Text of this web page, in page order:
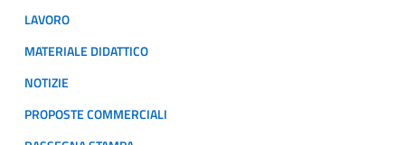
LAVORO
MATERIALE DIDATTICO
NOTIZIE
PROPOSTE COMMERCIALI